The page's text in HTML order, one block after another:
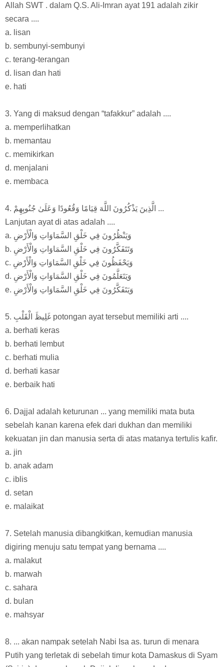
Allah SWT . dalam Q.S. Ali-Imran ayat 191 adalah zikir
secara ....
a. lisan
b. sembunyi-sembunyi
c. terang-terangan
d. lisan dan hati
e. hati
3. Yang di maksud dengan “tafakkur” adalah ....
a. memperlihatkan
b. memantau
c. memikirkan
d. menjalani
e. membaca
4. الَّذِينَ يَذْكُرُونَ اللَّهَ قِيَامًا وَقُعُودًا وَعَلَىٰ جُنُوبِهِمْ ...
Lanjutan ayat di atas adalah ....
a. وَيَنْظُرُونَ فِي خَلْقِ السَّمَاوَاتِ وَالْأَرْضِ
b. وَتَتَفَكَّرُونَ فِي خَلْقِ السَّمَاوَاتِ وَالْأَرْضِ
c. وَيَحْفَظُونَ فِي خَلْقِ السَّمَاوَاتِ وَالْأَرْضِ
d. وَيَتَعَلَّمُونَ فِي خَلْقِ السَّمَاوَاتِ وَالْأَرْضِ
e. وَيَتَفَكَّرُونَ فِي خَلْقِ السَّمَاوَاتِ وَالْأَرْضِ
5. غَلِيظَ الْقَلْبِ potongan ayat tersebut memiliki arti ....
a. berhati keras
b. berhati lembut
c. berhati mulia
d. berhati kasar
e. berbaik hati
6. Dajjal adalah keturunan ... yang memiliki mata buta
sebelah kanan karena efek dari dukhan dan memiliki
kekuatan jin dan manusia serta di atas matanya tertulis kafir.
a. jin
b. anak adam
c. iblis
d. setan
e. malaikat
7. Setelah manusia dibangkitkan, kemudian manusia
digiring menuju satu tempat yang bernama ....
a. malakut
b. marwah
c. sahara
d. bulan
e. mahsyar
8. ... akan nampak setelah Nabi Isa as. turun di menara
Putih yang terletak di sebelah timur kota Damaskus di Syam